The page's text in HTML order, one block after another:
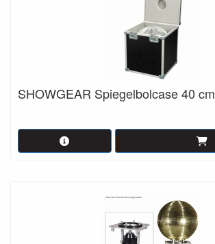
SHOWGEAR Spiegelbolcase 40 cm